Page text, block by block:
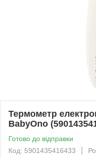
Термометр
BabyOno
Готово до відправки
Код: 5901435416433